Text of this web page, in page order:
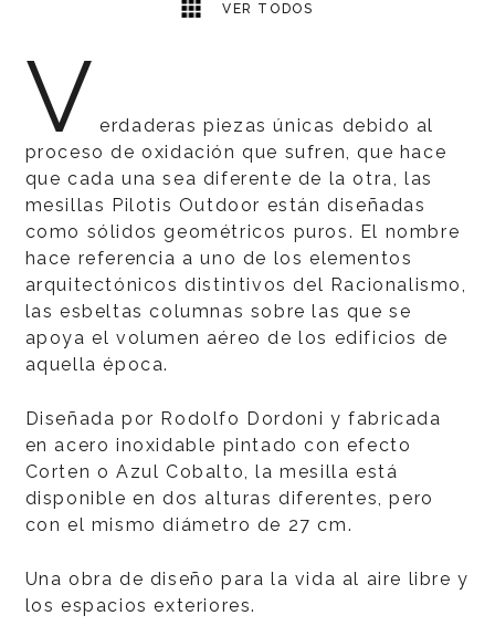
VER TODOS
V erdaderas piezas únicas debido al
proceso de oxidación que sufren, que hace
que cada una sea diferente de la otra, las
mesillas Pilotis Outdoor están diseñadas
como sólidos geométricos puros. El nombre
hace referencia a uno de los elementos
arquitectónicos distintivos del Racionalismo,
las esbeltas columnas sobre las que se
apoya el volumen aéreo de los edificios de
aquella época.
Diseñada por Rodolfo Dordoni y fabricada
en acero inoxidable pintado con efecto
Corten o Azul Cobalto, la mesilla está
disponible en dos alturas diferentes, pero
con el mismo diámetro de 27 cm.
Una obra de diseño para la vida al aire libre y
los espacios exteriores.